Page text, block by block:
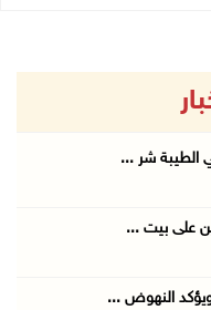
الطيبة شر ...
على بيت ...
النهوض ...